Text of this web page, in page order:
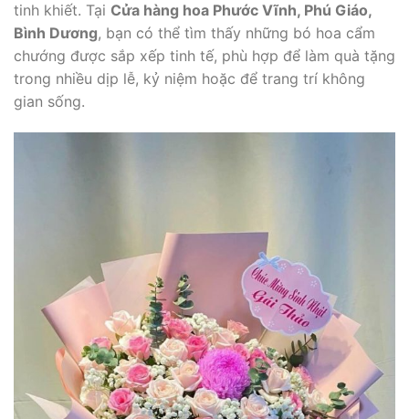
tinh khiết. Tại Cửa hàng hoa Phước Vĩnh, Phú Giáo,
Bình Dương, bạn có thể tìm thấy những bó hoa cẩm
chướng được sắp xếp tinh tế, phù hợp để làm quà tặng
trong nhiều dịp lễ, kỷ niệm hoặc để trang trí không
gian sống.